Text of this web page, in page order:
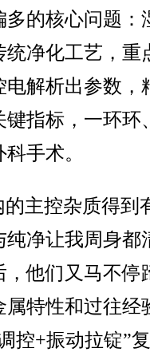
的核心问题：
净化工艺，重
解析出参数，
指标，一环环
手术。
主控杂质得到
净让我周身都
他们又马不停
特性和过往经
控+振动拉锭”